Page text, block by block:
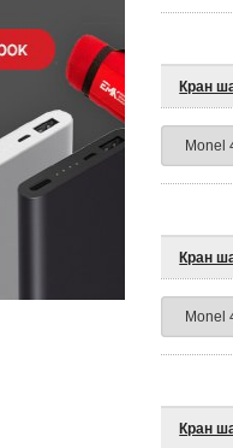
Кран
Кран
Кран